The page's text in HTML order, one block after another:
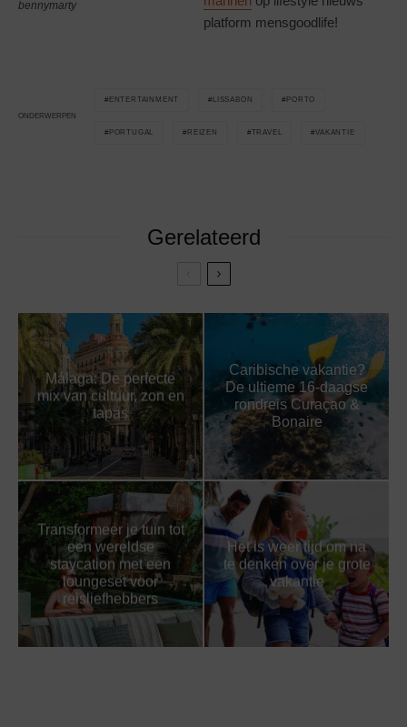
bennymarty
platform mensgoodlife!
ONDERWERPEN
ENTERTAINMENT LISSABON PORTO
PORTUGAL REIZEN TRAVEL VAKANTIE
Gerelateerd
Málaga: De perfecte
mix van cultuur, zon en
tapas
Caribische vakantie?
De ultieme 16-daagse
rondreis Curaçao &
Bonaire
Transformeer je tuin tot
een wereldse
staycation met een
loungeset voor
reisliefhebbers
Het is weer tijd om na
te denken over je grote
vakantie